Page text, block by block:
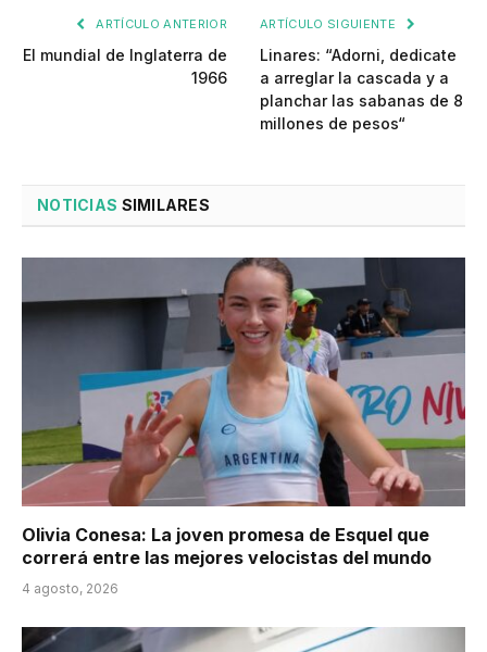
ARTÍCULO ANTERIOR
El mundial de Inglaterra de
1966
ARTÍCULO SIGUIENTE
Linares: “Adorni, dedicate
a arreglar la cascada y a
planchar las sabanas de 8
millones de pesos“
NOTICIAS SIMILARES
Olivia Conesa: La joven promesa de Esquel que
correrá entre las mejores velocistas del mundo
4 agosto, 2026